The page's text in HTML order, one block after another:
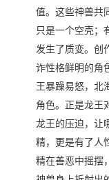
值。这些神兽共
只是一个空壳；
发生了质变。创
诈性格鲜明的角
王暴躁易怒，北
角色。正是龙王
龙王的压迫，让
精，更是有了人
精在善恶中摇摆